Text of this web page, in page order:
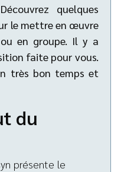
quelques
le mettre en œuvre
en groupe. Il y a
faite pour vous.
très bon temps et
du
présente le